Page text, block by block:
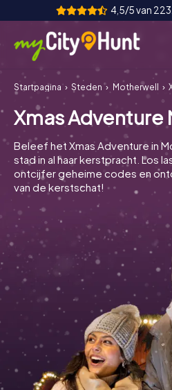
4,5/5 van
Hoe het werkt
Steden
Tours
Teamevenement
Tickets
INT AT
ES
FR
IT
Boek
Startpagina Steden Motherwell
Xmas
Beleef het Xmas Adventure in
stad in al haar kerstpracht. Los
ontcijfer geheime codes en
van de kerstschat!